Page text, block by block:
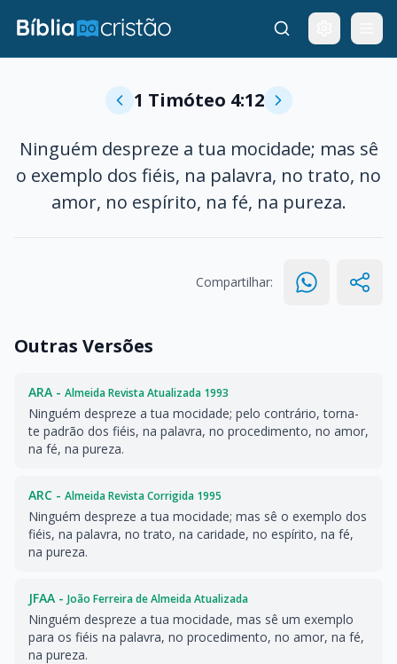
1 Timóteo 4:12
Ninguém despreze a tua mocidade; mas sê
o exemplo dos fiéis, na palavra, no trato, no
amor, no espírito, na fé, na pureza.
Compartilhar:
Outras Versões
ARA - Almeida Revista Atualizada 1993
Ninguém despreze a tua mocidade; pelo contrário, torna-
te padrão dos fiéis, na palavra, no procedimento, no amor,
na fé, na pureza.
ARC - Almeida Revista Corrigida 1995
Ninguém despreze a tua mocidade; mas sê o exemplo dos
fiéis, na palavra, no trato, na caridade, no espírito, na fé,
na pureza.
JFAA - João Ferreira de Almeida Atualizada
Ninguém despreze a tua mocidade, mas sê um exemplo
para os fiéis na palavra, no procedimento, no amor, na fé,
na pureza.